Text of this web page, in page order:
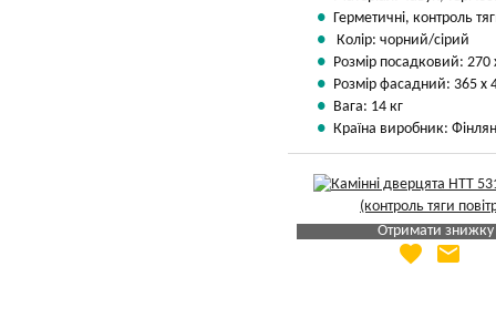
Герметичні, контроль
Колір: чорний/сірий
Розмір посадковий:
Розмір фасадний: 365 х
Вага: 14 кг
Країна виробник:
Отримати знижку
Яка Ваша ціна
favorite email